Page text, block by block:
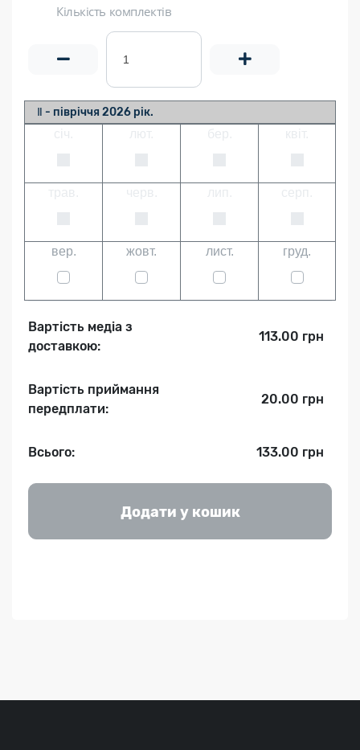
Кількість комплектів
Ⅱ - півріччя 2026 рік.
вер. жовт. лист. груд.
Вартість медіа з
доставкою:
113.00 грн
Вартість приймання
передплати:
20.00 грн
Всього: 133.00 грн
Додати у кошик